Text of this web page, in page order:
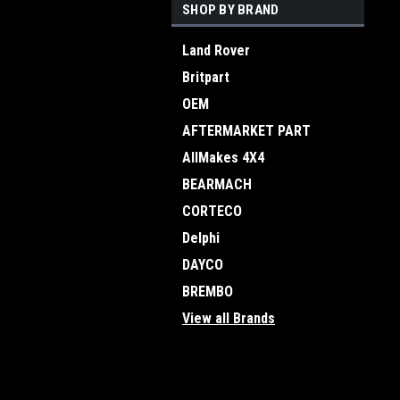
SHOP BY BRAND
Land Rover
Britpart
OEM
AFTERMARKET PART
AllMakes 4X4
BEARMACH
CORTECO
Delphi
DAYCO
BREMBO
View all Brands